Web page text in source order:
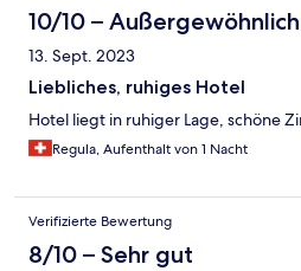
10/10 – Außergewöhnlich
13. Sept. 2023
Liebliches, ruhiges Hotel
Hotel liegt in ruhiger Lage, schöne
Regula, Aufenthalt von 1 Nacht
Verifizierte Bewertung
8/10 – Sehr gut